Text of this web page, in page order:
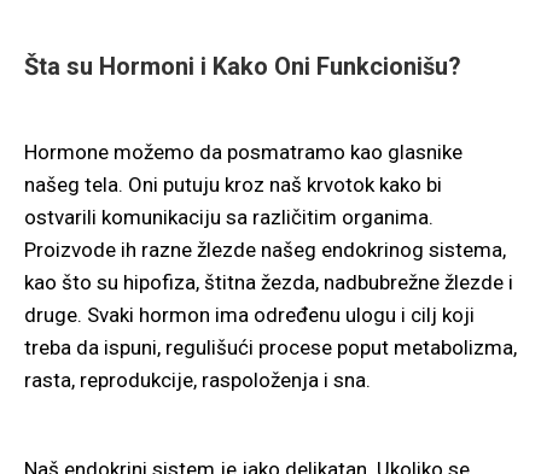
Šta su Hormoni i Kako Oni Funkcionišu?
Hormone možemo da posmatramo kao glasnike
našeg tela. Oni putuju kroz naš krvotok kako bi
ostvarili komunikaciju sa različitim organima.
Proizvode ih razne žlezde našeg endokrinog sistema,
kao što su hipofiza, štitna žezda, nadbubrežne žlezde i
druge. Svaki hormon ima određenu ulogu i cilj koji
treba da ispuni, regulišući procese poput metabolizma,
rasta, reprodukcije, raspoloženja i sna.
Naš endokrini sistem je jako delikatan. Ukoliko se